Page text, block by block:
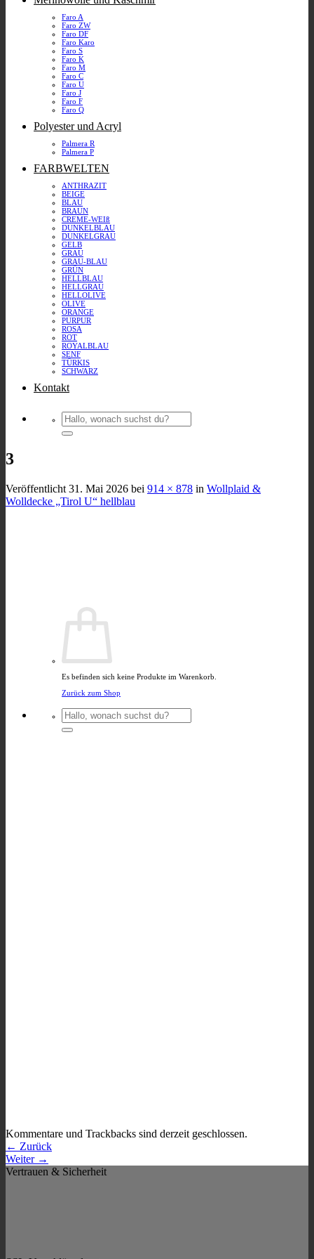
Es befinden sich keine Produkte im Warenkorb.
Zurück zum Shop
Suchen
nach:
Faro A
Faro ZW
Faro DF
Faro Karo
Faro S
Faro K
Faro M
Faro C
Faro U
Faro J
Faro F
Faro Q
Polyester und Acryl
Palmera R
Palmera P
FARBWELTEN
ANTHRAZIT
BEIGE
BLAU
BRAUN
CREME-WEIß
DUNKELBLAU
DUNKELGRAU
GELB
GRAU
GRAU-BLAU
GRÜN
HELLBLAU
HELLGRAU
HELLOLIVE
OLIVE
ORANGE
PURPUR
ROSA
ROT
ROYALBLAU
SENF
TÜRKIS
SCHWARZ
Kontakt
Suchen
nach:
3
Veröffentlicht 31. Mai 2026 bei 914 × 878 in Wollplaid &
Wolldecke „Tirol U“ hellblau
Kommentare und Trackbacks sind derzeit geschlossen.
← Zurück
Weiter →
Vertrauen & Sicherheit